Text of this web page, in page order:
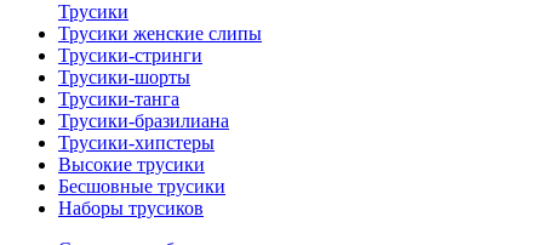
Трусики
Трусики женские слипы
Трусики-стринги
Трусики-шорты
Трусики-танга
Трусики-бразилиана
Трусики-хипстеры
Высокие трусики
Бесшовные трусики
Наборы трусиков